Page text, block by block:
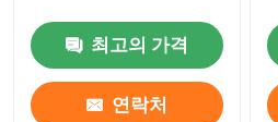
최고의 가격
연락처